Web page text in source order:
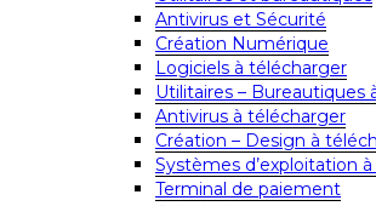
Antivirus et Sécurité
Création Numérique
Logiciels à télécharger
Utilitaires – Bureautiques
Antivirus à télécharger
Création – Design à
Systèmes d’exploitation
Terminal de paiement